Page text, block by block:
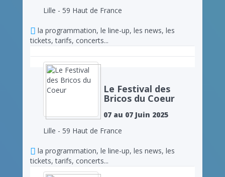
Lille - 59 Haut de France
la programmation, le line-up, les news, les
tickets, tarifs, concerts...
Le Festival des
Bricos du Coeur
07 au 07 Juin 2025
Lille - 59 Haut de France
la programmation, le line-up, les news, les
tickets, tarifs, concerts...